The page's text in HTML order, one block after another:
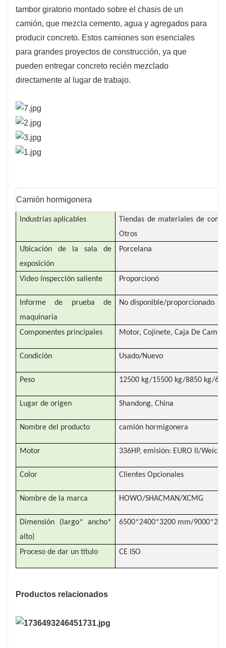
pequeños edificios residenciales hasta grandes
proyectos de infraestructura.
tambor giratorio montado sobre el chasis de un
camión, que mezcla cemento, agua y agregados para
producir concreto. Estos camiones son esenciales
para grandes proyectos de construcción, ya que
pueden entregar concreto recién mezclado
directamente al lugar de trabajo.
Camión hormigonera
Industrias aplicables
Tiendas de materiales de
Otros
Ubicación de la sala de
exposición
Porcelana
Video inspección saliente Proporcionó
Informe de prueba de
maquinaria
No disponible/proporcionado
Componentes principales Motor, Cojinete, Caja De
Condición Usado/Nuevo
Peso 12500 kg/15500 kg/8850 kg/
Lugar de origen Shandong, China
Nombre del producto camión hormigonera
Motor 336HP, emisión: EURO II/
Color Clientes Opcionales
Nombre de la marca HOWO/SHACMAN/XCMG
Dimensión (largo* ancho*
alto)
6500*2400*3200 mm/
Proceso de dar un título CE ISO
Productos relacionados